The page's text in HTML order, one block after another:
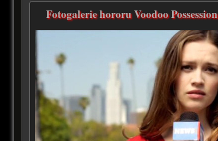
Fotogalerie hororu Voodoo Possession